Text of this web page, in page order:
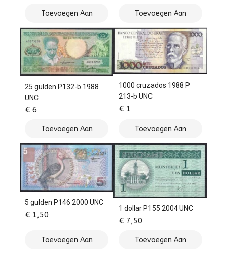
Toevoegen Aan
Winkelwagen
Toevoegen Aan
Winkelwagen
25 gulden P132-b 1988
UNC
€ 6
Toevoegen Aan
Winkelwagen
1000 cruzados 1988 P
213-b UNC
€ 1
Toevoegen Aan
Winkelwagen
5 gulden P146 2000 UNC
€ 1,50
Toevoegen Aan
Winkelwagen
1 dollar P155 2004 UNC
€ 7,50
Toevoegen Aan
Winkelwagen